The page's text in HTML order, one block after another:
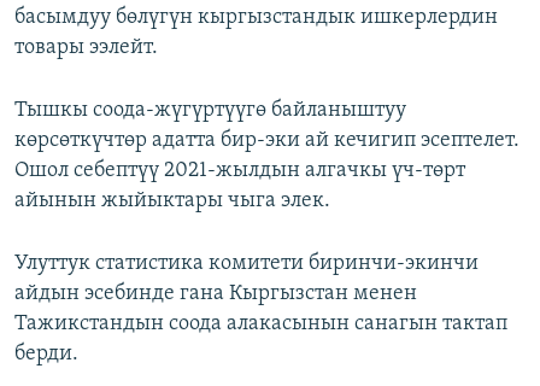
басымдуу бөлүгүн кыргызстандык ишкерлердин
товары ээлейт.
Тышкы соода-жүгүртүүгө байланыштуу
көрсөткүчтөр адатта бир-эки ай кечигип эсептелет.
Ошол себептүү 2021-жылдын алгачкы үч-төрт
айынын жыйыктары чыга элек.
Улуттук статистика комитети биринчи-экинчи
айдын эсебинде гана Кыргызстан менен
Тажикстандын соода алакасынын санагын тактап
берди.